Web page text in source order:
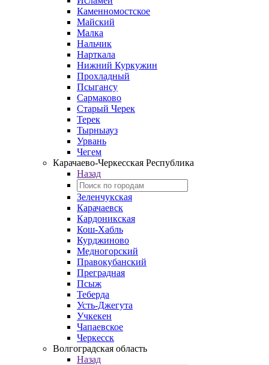
Каменномостское
Майский
Малка
Нальчик
Нарткала
Нижний Куркужин
Прохладный
Псыгансу
Сармаково
Старый Черек
Терек
Тырныауз
Урвань
Чегем
Карачаево-Черкесская Республика
Назад
Зеленчукская
Карачаевск
Кардоникская
Кош-Хабль
Курджиново
Медногорский
Правокубанский
Преградная
Псыж
Теберда
Усть-Джегута
Учкекен
Чапаевское
Черкесск
Волгоградская область
Назад